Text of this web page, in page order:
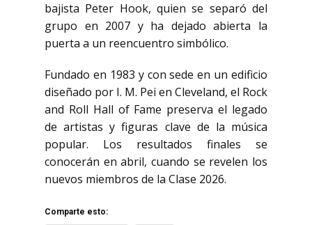
bajista Peter Hook, quien se separó del
grupo en 2007 y ha dejado abierta la
puerta a un reencuentro simbólico.
Fundado en 1983 y con sede en un edificio
diseñado por I. M. Pei en Cleveland, el Rock
and Roll Hall of Fame preserva el legado
de artistas y figuras clave de la música
popular. Los resultados finales se
conocerán en abril, cuando se revelen los
nuevos miembros de la Clase 2026.
Comparte esto: